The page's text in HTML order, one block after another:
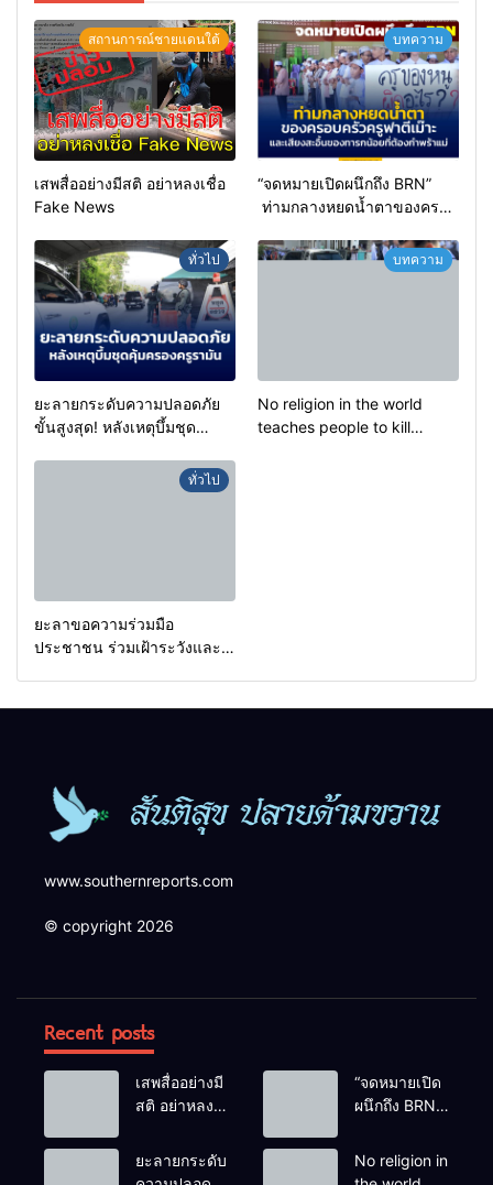
สถานการณ์ชายแดนใต้
เสพสื่ออย่างมีสติ อย่าหลงเชื่อ
Fake News
บทความ
“จดหมายเปิดผนึกถึง BRN”
ท่ามกลางหยดน้ำตาของครอบ
สะอื้นของทารกน้อยที่ต้อง
ทั่วไป
ยะลายกระดับความปลอดภัย
ขั้นสูงสุด! หลังเหตุบึ้มชุด
กรองเตือนเฝ้าระวังแกนนำสั่ง
บทความ
No religion in the world
teaches people to kill
ทั่วไป
ยะลาขอความร่วมมือ
ประชาชน ร่วมเฝ้าระวังและ
www.southernreports.com
© copyright 2026
Recent posts
เสพสื่ออย่างมี
สติ อย่าหลง
“จดหมายเปิด
ผนึกถึง BRN”
หยดน้ำตาของ
ครอบครัวครู
ยะลายกระดับ
No religion in